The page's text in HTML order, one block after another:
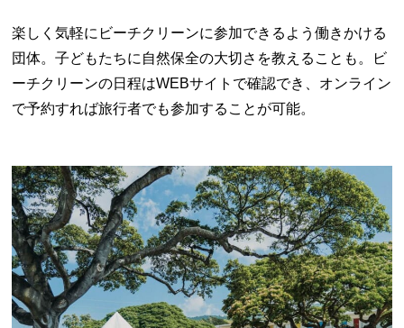
楽しく気軽にビーチクリーンに参加できるよう働きかける
団体。子どもたちに自然保全の大切さを教えることも。ビ
ーチクリーンの日程はWEBサイトで確認でき、オンライン
で予約すれば旅行者でも参加することが可能。